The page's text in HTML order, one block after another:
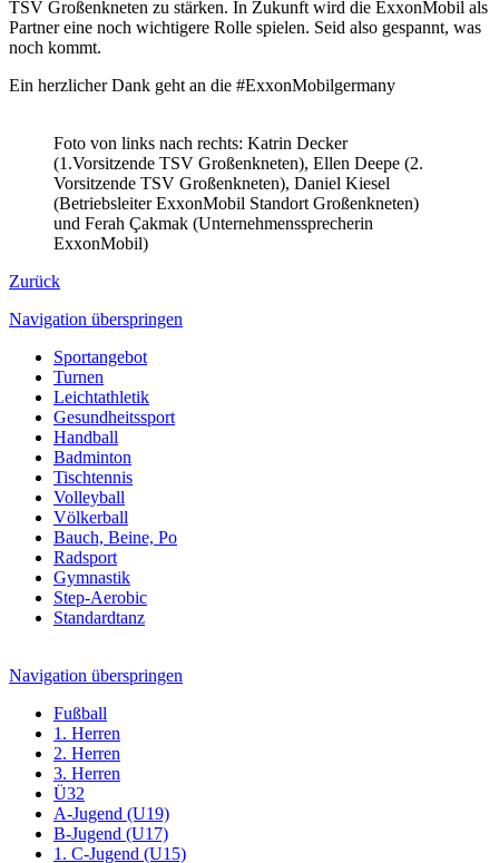
TSV Großenkneten zu stärken. In Zukunft wird die ExxonMobil als
Partner eine noch wichtigere Rolle spielen. Seid also gespannt, was
noch kommt.
Ein herzlicher Dank geht an die #ExxonMobilgermany
Foto von links nach rechts: Katrin Decker
(1.Vorsitzende TSV Großenkneten), Ellen Deepe (2.
Vorsitzende TSV Großenkneten), Daniel Kiesel
(Betriebsleiter ExxonMobil Standort Großenkneten)
und Ferah Çakmak (Unternehmenssprecherin
ExxonMobil)
Zurück
Navigation überspringen
Sportangebot
Turnen
Leichtathletik
Gesundheitssport
Handball
Badminton
Tischtennis
Volleyball
Völkerball
Bauch, Beine, Po
Radsport
Gymnastik
Step-Aerobic
Standardtanz
Navigation überspringen
Fußball
1. Herren
2. Herren
3. Herren
Ü32
A-Jugend (U19)
B-Jugend (U17)
1. C-Jugend (U15)